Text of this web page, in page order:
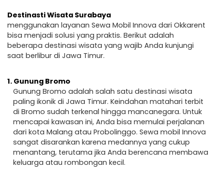
Destinasti Wisata Surabaya
menggunakan layanan Sewa Mobil Innova dari Okkarent
bisa menjadi solusi yang praktis. Berikut adalah
beberapa destinasi wisata yang wajib Anda kunjungi
saat berlibur di Jawa Timur.
1. Gunung Bromo
Gunung Bromo adalah salah satu destinasi wisata
paling ikonik di Jawa Timur. Keindahan matahari terbit
di Bromo sudah terkenal hingga mancanegara. Untuk
mencapai kawasan ini, Anda bisa memulai perjalanan
dari kota Malang atau Probolinggo. Sewa mobil Innova
sangat disarankan karena medannya yang cukup
menantang, terutama jika Anda berencana membawa
keluarga atau rombongan kecil.